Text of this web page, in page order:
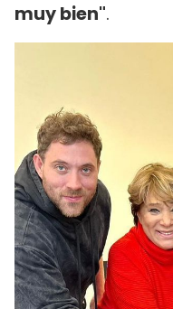
muy bien".